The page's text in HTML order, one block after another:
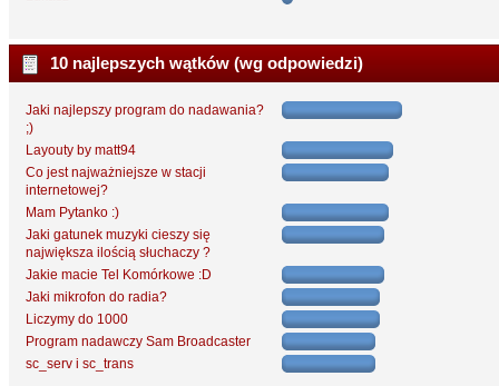
10 najlepszych wątków (wg odpowiedzi)
Jaki najlepszy program do nadawania?
;)
Layouty by matt94
Co jest najważniejsze w stacji
internetowej?
Mam Pytanko :)
Jaki gatunek muzyki cieszy się
największa ilością słuchaczy ?
Jakie macie Tel Komórkowe :D
Jaki mikrofon do radia?
Liczymy do 1000
Program nadawczy Sam Broadcaster
sc_serv i sc_trans